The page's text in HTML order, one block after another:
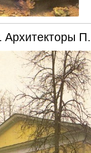
Архитекторы